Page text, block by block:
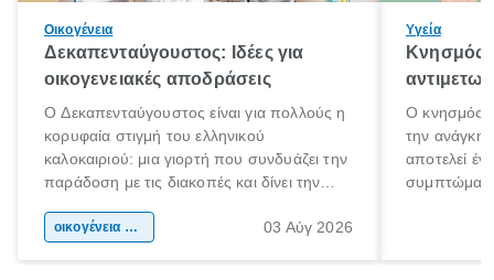
Οικογένεια
Δεκαπενταύγουστος: Ιδέες για
οικογενειακές αποδράσεις
Ο Δεκαπενταύγουστος είναι για πολλούς η
κορυφαία στιγμή του ελληνικού
καλοκαιριού: μια γιορτή που συνδυάζει την
παράδοση με τις διακοπές και δίνει την
χώρας. Είτε πρόκειται για λίγες μέρες
οικογένεια & παιδί 03 Αύγ 2026
Υγεία
Κνησμός:
Ο κνησμός
την ανάγκη
αποτελεί